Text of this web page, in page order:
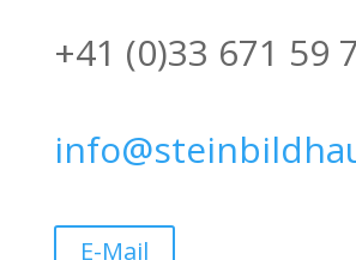
+41 (0)33 671 59
E-Mail